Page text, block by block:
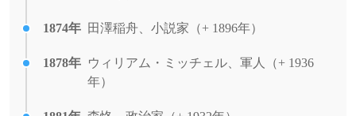
1874年 田澤稲舟、小説家（+ 1896年）
1878年 ウィリアム・ミッチェル、軍人（+ 1936
年）